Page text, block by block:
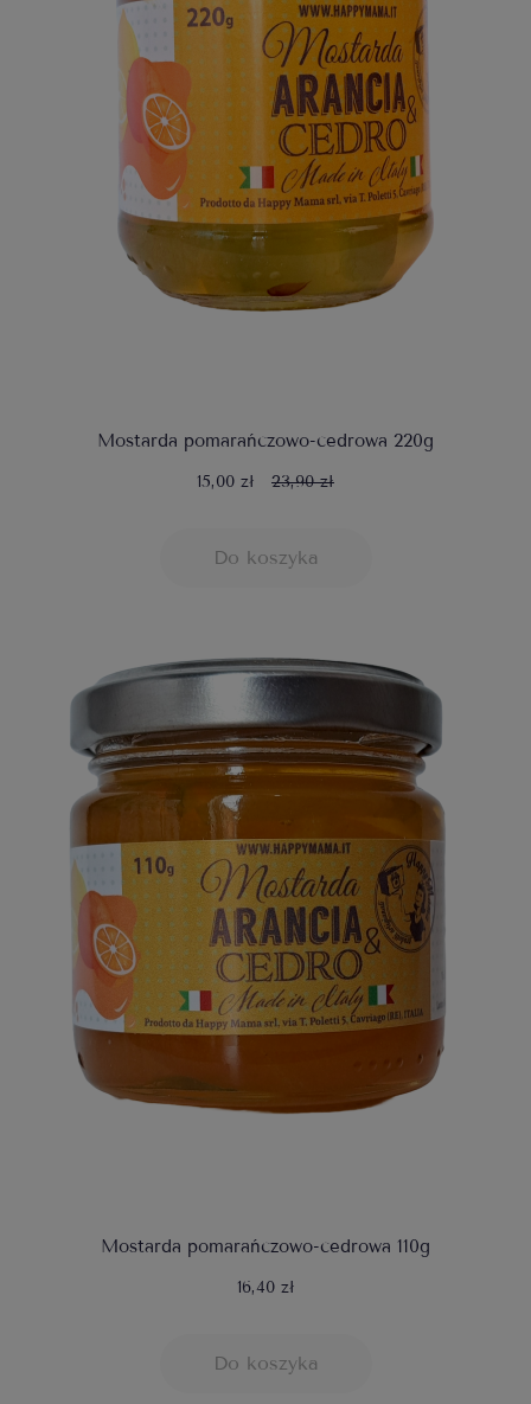
Mostarda pomarańczowo-cedrowa 220g
15,00 zł 23,90 zł
Do koszyka
Mostarda pomarańczowo-cedrowa 110g
16,40 zł
Do koszyka